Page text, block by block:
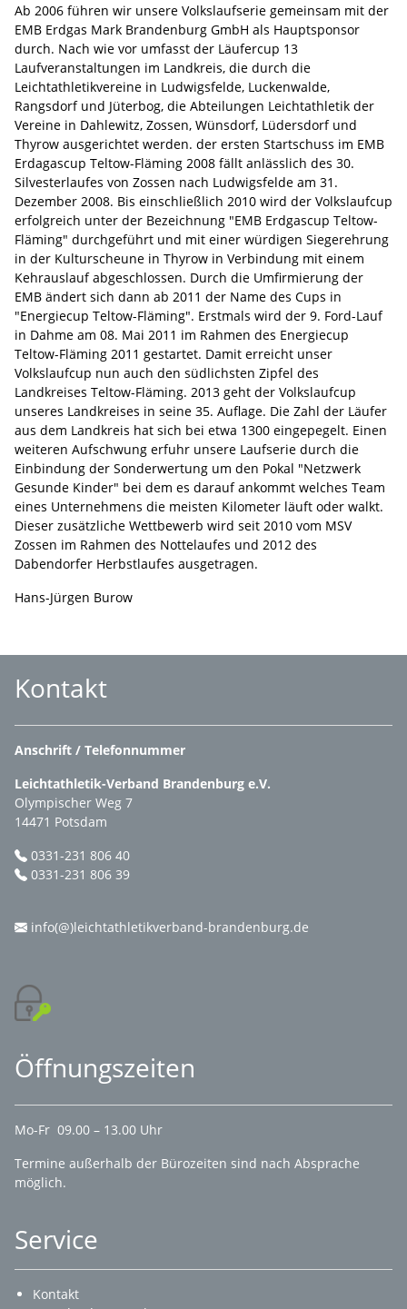
Ab 2006 führen wir unsere Volkslaufserie gemeinsam mit der
EMB Erdgas Mark Brandenburg GmbH als Hauptsponsor
durch. Nach wie vor umfasst der Läufercup 13
Laufveranstaltungen im Landkreis, die durch die
Leichtathletikvereine in Ludwigsfelde, Luckenwalde,
Rangsdorf und Jüterbog, die Abteilungen Leichtathletik der
Vereine in Dahlewitz, Zossen, Wünsdorf, Lüdersdorf und
Thyrow ausgerichtet werden. der ersten Startschuss im EMB
Erdagascup Teltow-Fläming 2008 fällt anlässlich des 30.
Silvesterlaufes von Zossen nach Ludwigsfelde am 31.
Dezember 2008. Bis einschließlich 2010 wird der Volkslaufcup
erfolgreich unter der Bezeichnung "EMB Erdgascup Teltow-
Fläming" durchgeführt und mit einer würdigen Siegerehrung
in der Kulturscheune in Thyrow in Verbindung mit einem
Kehrauslauf abgeschlossen. Durch die Umfirmierung der
EMB ändert sich dann ab 2011 der Name des Cups in
"Energiecup Teltow-Fläming". Erstmals wird der 9. Ford-Lauf
in Dahme am 08. Mai 2011 im Rahmen des Energiecup
Teltow-Fläming 2011 gestartet. Damit erreicht unser
Volkslaufcup nun auch den südlichsten Zipfel des
Landkreises Teltow-Fläming. 2013 geht der Volkslaufcup
unseres Landkreises in seine 35. Auflage. Die Zahl der Läufer
aus dem Landkreis hat sich bei etwa 1300 eingepegelt. Einen
weiteren Aufschwung erfuhr unsere Laufserie durch die
Einbindung der Sonderwertung um den Pokal "Netzwerk
Gesunde Kinder" bei dem es darauf ankommt welches Team
eines Unternehmens die meisten Kilometer läuft oder walkt.
Dieser zusätzliche Wettbewerb wird seit 2010 vom MSV
Zossen im Rahmen des Nottelaufes und 2012 des
Dabendorfer Herbstlaufes ausgetragen.
Hans-Jürgen Burow
Kontakt
Anschrift / Telefonnummer
Leichtathletik-Verband Brandenburg e.V.
Olympischer Weg 7
14471 Potsdam
0331-231 806 40
0331-231 806 39
info(@)leichtathletikverband-brandenburg.de
Öffnungszeiten
Mo-Fr 09.00 – 13.00 Uhr
Termine außerhalb der Bürozeiten sind nach Absprache
möglich.
Service
Kontakt